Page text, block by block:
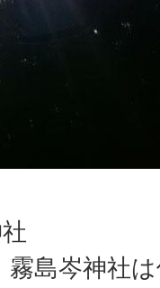
島岑神社